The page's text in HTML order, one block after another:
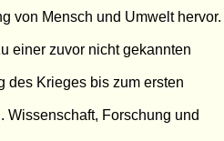
von Mensch und Umwelt hervor.
einer zuvor nicht gekannten
des Krieges bis zum ersten
Wissenschaft, Forschung und